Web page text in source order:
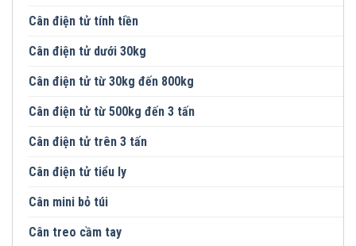
Cân điện tử tính tiền
Cân điện tử dưới 30kg
Cân điện tử từ 30kg đến 800kg
Cân điện tử từ 500kg đến 3 tấn
Cân điện tử trên 3 tấn
Cân điện tử tiểu ly
Cân mini bỏ túi
Cân treo cầm tay